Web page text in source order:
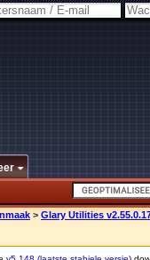
> Glary Utilities